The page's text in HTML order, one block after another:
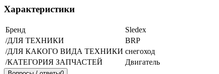
Характеристики
Бренд
Sledex
/ДЛЯ ТЕХНИКИ
BRP
/ДЛЯ КАКОГО ВИДА ТЕХНИКИ снегоход
/КАТЕГОРИЯ ЗАПЧАСТЕЙ
Двигатель